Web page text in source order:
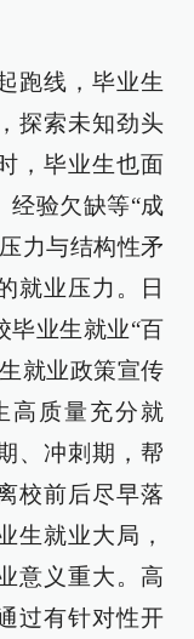
跑线，毕业生
探索未知劲头
，毕业生也面
经验欠缺等“成
力与结构性矛
就业压力。日
毕业生就业“百
就业政策宣传
高质量充分就
、冲刺期，帮
校前后尽早落
生就业大局，
意义重大。高
过有针对性开